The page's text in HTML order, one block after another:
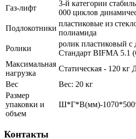
Газ-лифт
3-й категории
000 циклов
Подлокотники
пластиковые из
полиамида
Ролики
ролик пластиковый
Стандарт BIFMA
Максимальная
нагрузка
Статическая - 120 кг
Вес
Вес: 20 кг
Размер
упаковки и
объем
Ш*Г*В(мм)-
Контакты